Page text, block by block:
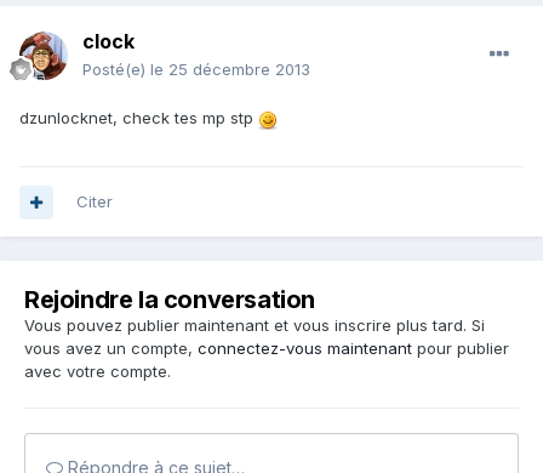
clock
Posté(e) le 25 décembre 2013
dzunlocknet, check tes mp stp
Citer
Rejoindre la conversation
Vous pouvez publier maintenant et vous inscrire plus tard. Si
vous avez un compte, connectez-vous maintenant pour publier
avec votre compte.
Répondre à ce sujet…